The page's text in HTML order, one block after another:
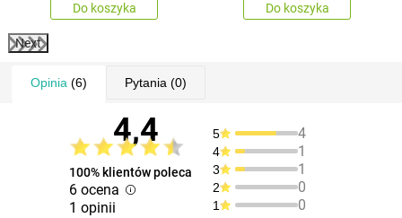
Do koszyka Do koszyka
Next
Opinia (6) Pytania (0)
4,4
100% klientów poleca
6 ocena
1 opinii
5 4
4 1
3 1
2 0
1 0